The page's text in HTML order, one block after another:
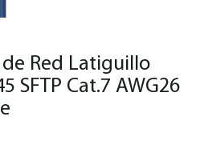
Red Latiguillo
SFTP Cat.7 AWG26